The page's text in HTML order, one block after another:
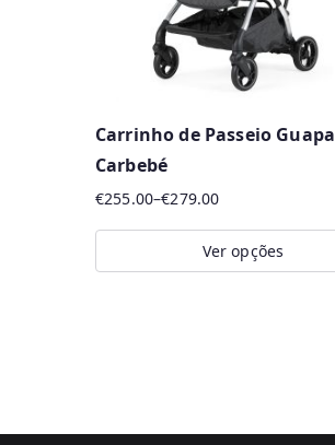
Carrinho de Passeio Guapa
Carbebé
€255.00–€279.00
Price
range:
€255.00
Ver opções
The